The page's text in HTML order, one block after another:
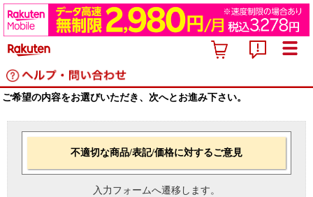
ご希望の内容をお選びいただき、次へとお進み下さい。
不適切な商品/表記/価格に対するご意見
入力フォームへ遷移します。